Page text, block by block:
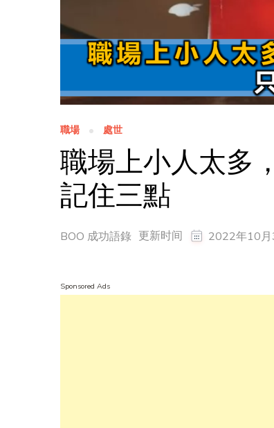
職場 處世
職場上小人太多
記住三點
BOO 成功語錄 更新时间 2022年10月
Sponsored Ads